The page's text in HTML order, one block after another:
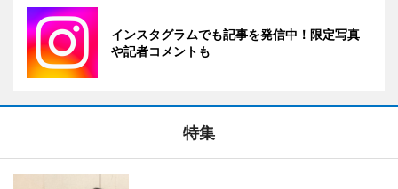
インスタグラムでも記事を発信中！限定写真
や記者コメントも
特集